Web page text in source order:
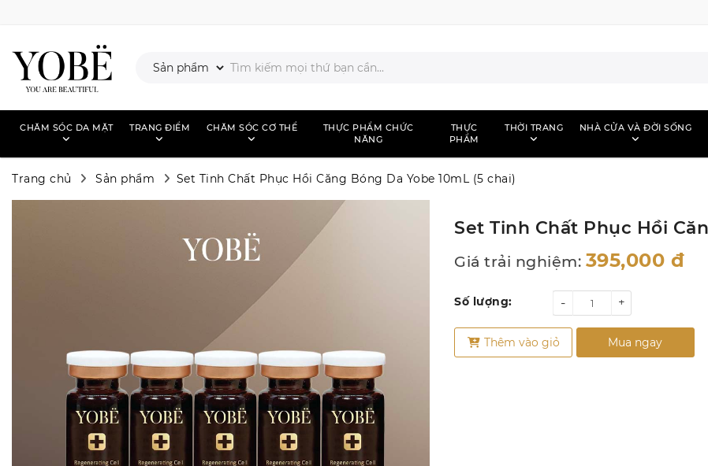
CHĂM SÓC DA MẶT TRANG ĐIỂM CHĂM SÓC CƠ THỂ
THỰC PHẨM CHỨC
NĂNG
THỰC
PHẨM
THỜI TRANG NHÀ CỬA VÀ ĐỜI SỐNG
Trang chủ Sản phẩm Set Tinh Chất Phục Hồi Căng Bóng Da Yobe 10mL (5 chai)
Set Tinh Chất Phục Hồi
Giá trải nghiệm: 395,000 đ
Số lượng: +
-
Thêm vào giỏ Mua ngay